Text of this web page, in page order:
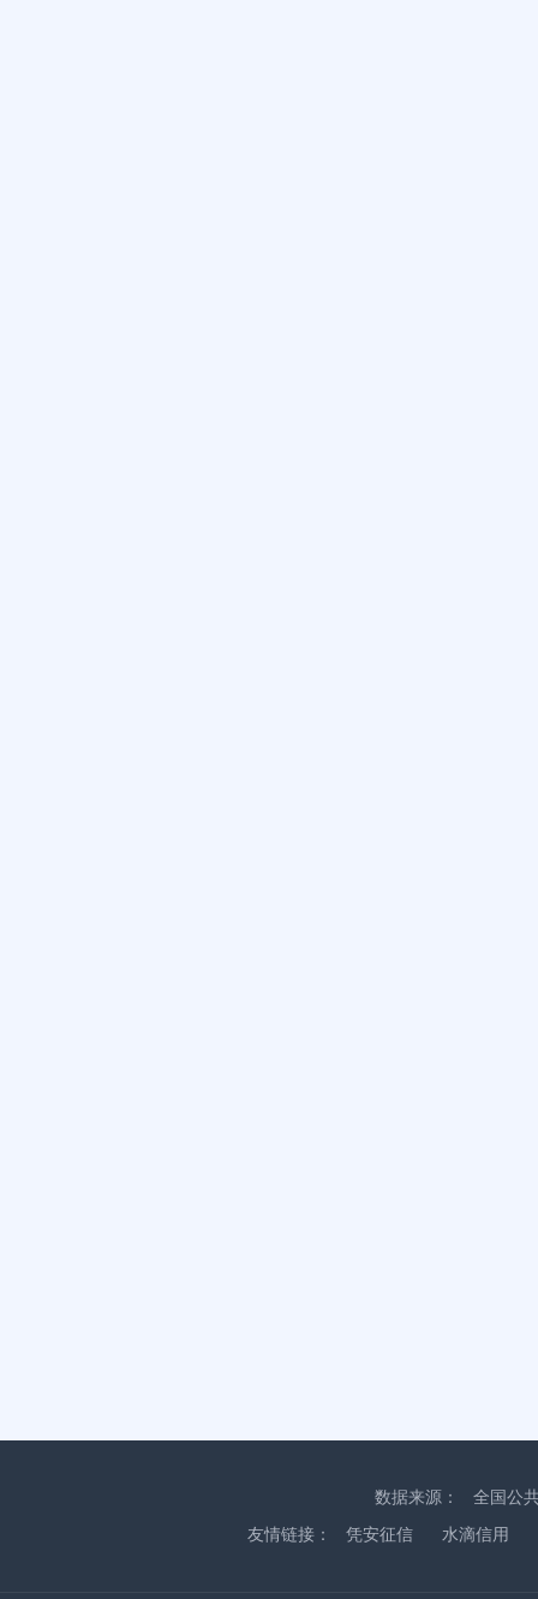
数据来源：
全国公
友情链接：
凭安征信 水滴信用